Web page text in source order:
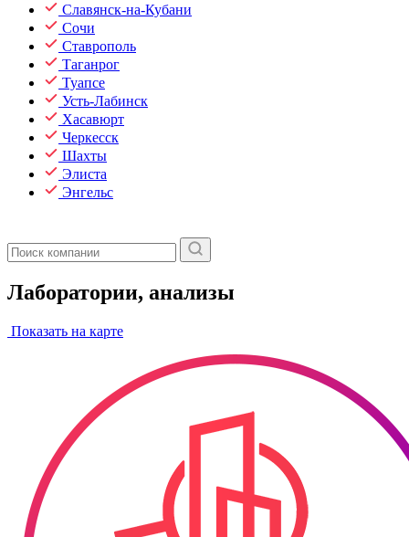
Славянск-на-Кубани
Сочи
Ставрополь
Таганрог
Туапсе
Усть-Лабинск
Хасавюрт
Черкесск
Шахты
Элиста
Энгельс
Лаборатории, анализы
Показать на карте